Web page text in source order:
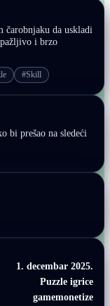
čarobnjaku da uskladi
i brzo
#Skill
bi prešao na sledeći
1. decembar 2025.
Puzzle igrice
gamemonetize